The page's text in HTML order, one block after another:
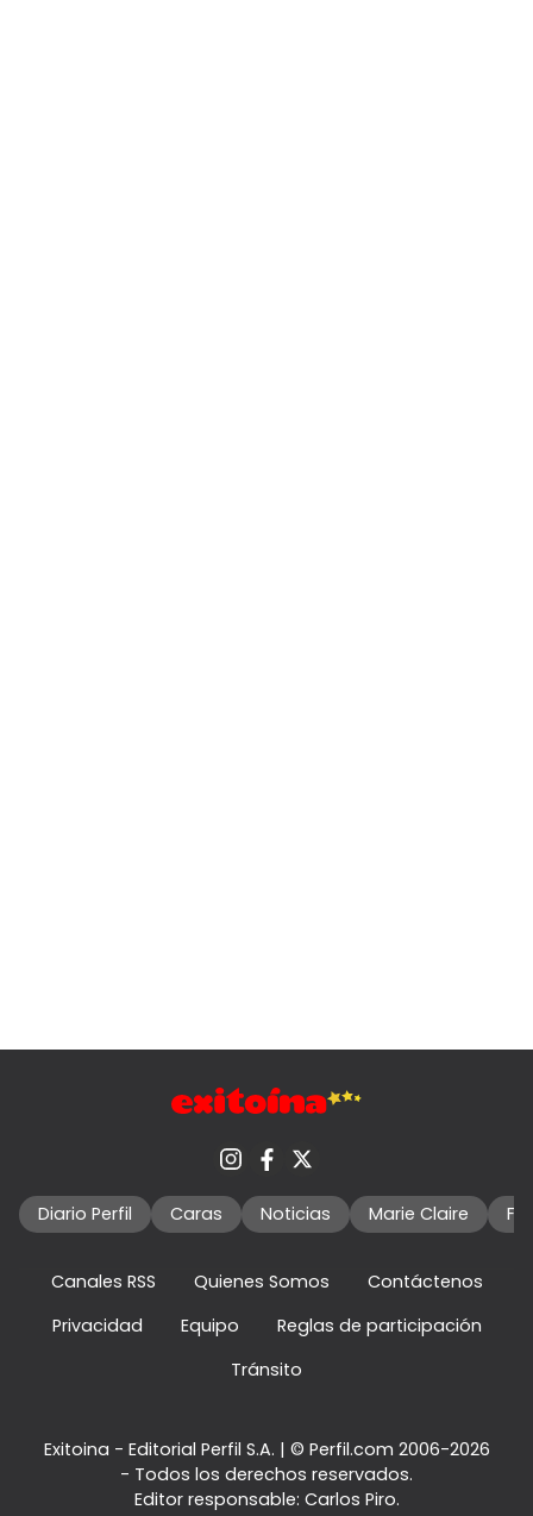
Diario Perfil Caras Noticias Marie Claire
Canales RSS Quienes Somos
Contáctenos
Privacidad
Equipo
Reglas de participación
Tránsito
Exitoina - Editorial Perfil S.A. | © Perfil.com 2006-2026
- Todos los derechos reservados.
Editor responsable: Carlos Piro.